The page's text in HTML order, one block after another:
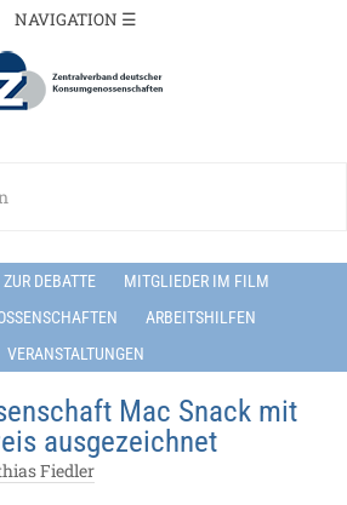
ZUR DEBATTE
MITGLIEDER IM FILM
ARBEITSHILFEN
VERANSTALTUNGEN
Mac Snack mit
ausgezeichnet
Fiedler